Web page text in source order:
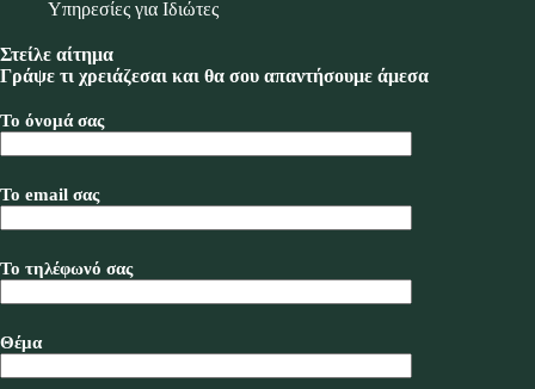
Υπηρεσίες για Ιδιώτες
Στείλε αίτημα
Γράψε τι χρειάζεσαι και θα σου απαντήσουμε άμεσα
Το όνομά σας
Το email σας
Το τηλέφωνό σας
Θέμα